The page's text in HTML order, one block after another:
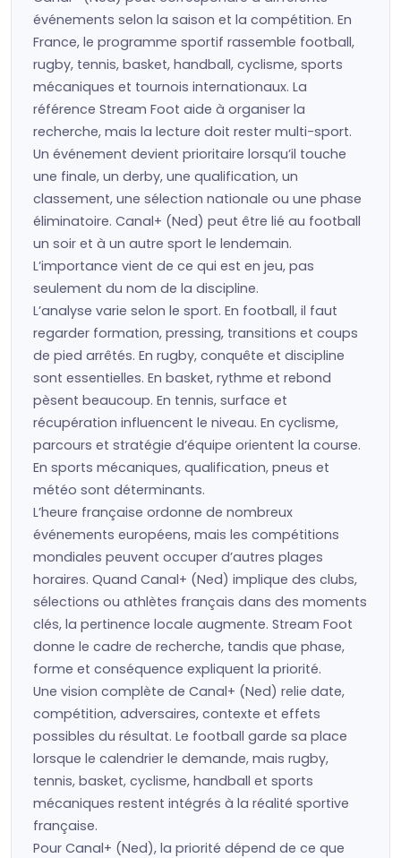
événements selon la saison et la compétition. En
France, le programme sportif rassemble football,
rugby, tennis, basket, handball, cyclisme, sports
mécaniques et tournois internationaux. La
référence Stream Foot aide à organiser la
recherche, mais la lecture doit rester multi-sport.
Un événement devient prioritaire lorsqu’il touche
une finale, un derby, une qualification, un
classement, une sélection nationale ou une phase
éliminatoire. Canal+ (Ned) peut être lié au football
un soir et à un autre sport le lendemain.
L’importance vient de ce qui est en jeu, pas
seulement du nom de la discipline.
L’analyse varie selon le sport. En football, il faut
regarder formation, pressing, transitions et coups
de pied arrêtés. En rugby, conquête et discipline
sont essentielles. En basket, rythme et rebond
pèsent beaucoup. En tennis, surface et
récupération influencent le niveau. En cyclisme,
parcours et stratégie d’équipe orientent la course.
En sports mécaniques, qualification, pneus et
météo sont déterminants.
L’heure française ordonne de nombreux
événements européens, mais les compétitions
mondiales peuvent occuper d’autres plages
horaires. Quand Canal+ (Ned) implique des clubs,
sélections ou athlètes français dans des moments
clés, la pertinence locale augmente. Stream Foot
donne le cadre de recherche, tandis que phase,
forme et conséquence expliquent la priorité.
Une vision complète de Canal+ (Ned) relie date,
compétition, adversaires, contexte et effets
possibles du résultat. Le football garde sa place
lorsque le calendrier le demande, mais rugby,
tennis, basket, cyclisme, handball et sports
mécaniques restent intégrés à la réalité sportive
française.
Pour Canal+ (Ned), la priorité dépend de ce que